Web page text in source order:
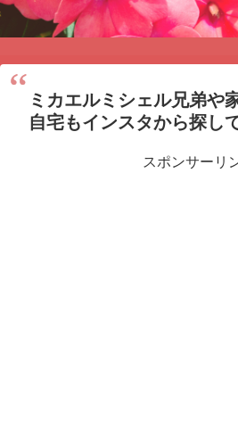
ミカエルミシェル兄弟や
自宅もインスタから探し
スポンサーリ